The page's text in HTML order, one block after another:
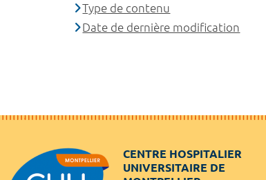
Type de contenu
Date de dernière modification
CENTRE HOSPITALIER
UNIVERSITAIRE DE